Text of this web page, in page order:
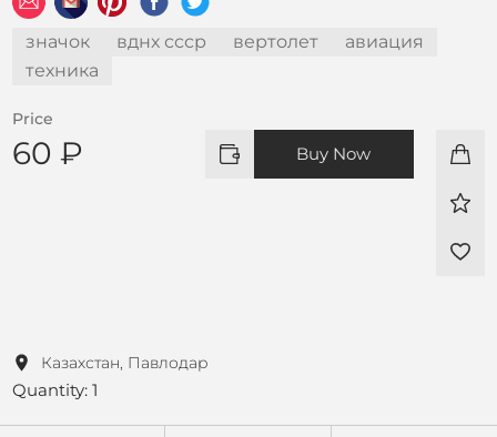
значок вднх ссср вертолет
авиация
техника
Price
60 ₽ Buy Now
Казахстан, Павлодар
Quantity: 1